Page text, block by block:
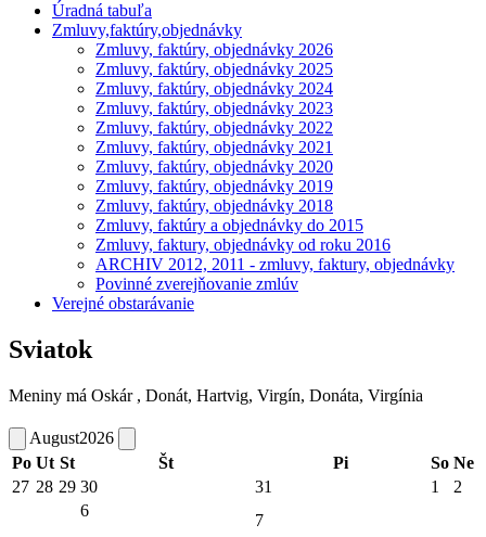
Úradná tabuľa
Zmluvy,faktúry,objednávky
Zmluvy, faktúry, objednávky 2026
Zmluvy, faktúry, objednávky 2025
Zmluvy, faktúry, objednávky 2024
Zmluvy, faktúry, objednávky 2023
Zmluvy, faktúry, objednávky 2022
Zmluvy, faktúry, objednávky 2021
Zmluvy, faktúry, objednávky 2020
Zmluvy, faktúry, objednávky 2019
Zmluvy, faktúry, objednávky 2018
Zmluvy, faktúry a objednávky do 2015
Zmluvy, faktury, objednávky od roku 2016
ARCHIV 2012, 2011 - zmluvy, faktury, objednávky
Povinné zverejňovanie zmlúv
Verejné obstarávanie
Sviatok
Meniny má Oskár , Donát, Hartvig, Virgín, Donáta, Virgínia
August2026
Po Ut St Št Pi So Ne
27 28 29 30 31 1 2
6
7